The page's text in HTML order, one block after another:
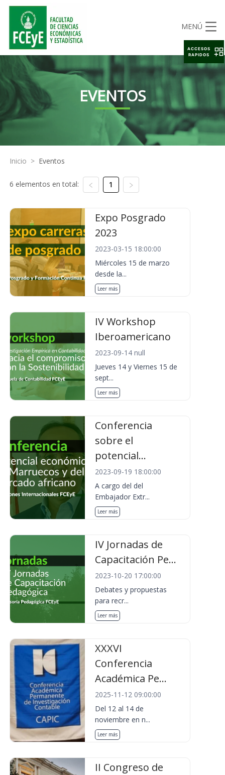
MENÚ
EVENTOS
Inicio > Eventos
6 elementos en total: 1
Expo Posgrado
2023
2023-03-15 18:00:00
Miércoles 15 de marzo
desde la...
Leer más
IV Workshop
Iberoamericano
2023-09-14 null
Jueves 14 y Viernes 15 de
sept...
Leer más
Conferencia
sobre el
potencial...
2023-09-19 18:00:00
A cargo del del
Embajador Extr...
Leer más
IV Jornadas de
Capacitación Pe...
2023-10-20 17:00:00
Debates y propuestas
para recr...
Leer más
XXXVI
Conferencia
Académica Pe...
2025-11-12 09:00:00
Del 12 al 14 de
noviembre en n...
Leer más
II Congreso de
ACCESOS
RAPIDOS